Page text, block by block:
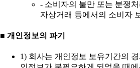
- 소비자의 불만 또는 분쟁
자상거래 등에서의 소비자
■ 개인정보의 파기
1) 회사는 개인정보 보유기간의